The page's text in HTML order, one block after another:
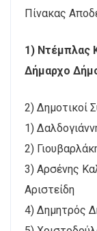
Πίνακας
1) Ντέμπλας
Δήμαρχο
2) Δημοτικοί
1)
2)
3) Αρσένης
Αριστείδη
4) Δημητρός